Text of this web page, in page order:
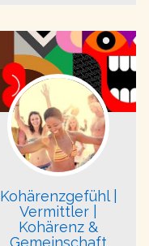
Kohärenzgefühl |
Vermittler |
Kohärenz &